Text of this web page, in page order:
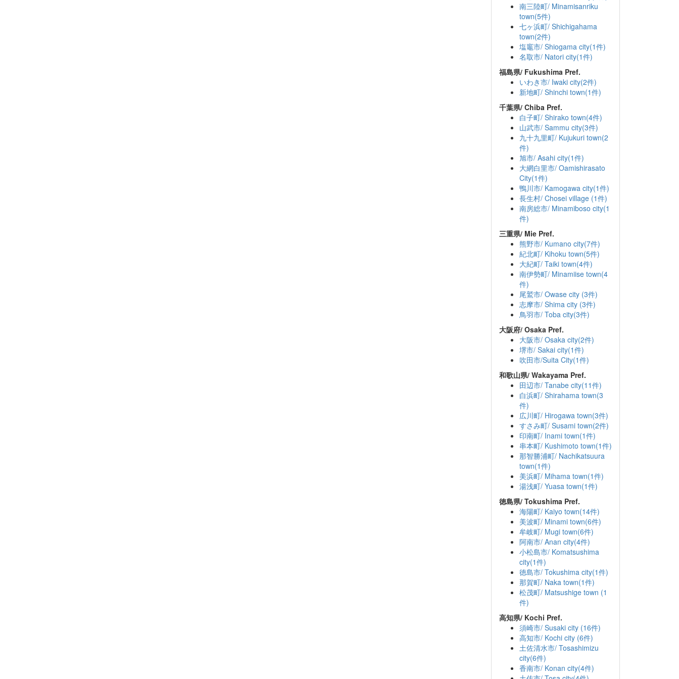
南三陸町/ Minamisanriku
town(5件)
七ヶ浜町/ Shichigahama
town(2件)
塩竈市/ Shiogama city(1件)
名取市/ Natori city(1件)
福島県/ Fukushima Pref.
いわき市/ Iwaki city(2件)
新地町/ Shinchi town(1件)
千葉県/ Chiba Pref.
白子町/ Shirako town(4件)
山武市/ Sammu city(3件)
九十九里町/ Kujukuri town(2
件)
旭市/ Asahi city(1件)
大網白里市/ Oamishirasato
City(1件)
鴨川市/ Kamogawa city(1件)
長生村/ Chosei village (1件)
南房総市/ Minamiboso city(1
件)
三重県/ Mie Pref.
熊野市/ Kumano city(7件)
紀北町/ Kihoku town(5件)
大紀町/ Taiki town(4件)
南伊勢町/ Minamiise town(4
件)
尾鷲市/ Owase city (3件)
志摩市/ Shima city (3件)
鳥羽市/ Toba city(3件)
大阪府/ Osaka Pref.
大阪市/ Osaka city(2件)
堺市/ Sakai city(1件)
吹田市/Suita City(1件)
和歌山県/ Wakayama Pref.
田辺市/ Tanabe city(11件)
白浜町/ Shirahama town(3
件)
広川町/ Hirogawa town(3件)
すさみ町/ Susami town(2件)
印南町/ Inami town(1件)
串本町/ Kushimoto town(1件)
那智勝浦町/ Nachikatsuura
town(1件)
美浜町/ Mihama town(1件)
湯浅町/ Yuasa town(1件)
徳島県/ Tokushima Pref.
海陽町/ Kaiyo town(14件)
美波町/ Minami town(6件)
牟岐町/ Mugi town(6件)
阿南市/ Anan city(4件)
小松島市/ Komatsushima
city(1件)
徳島市/ Tokushima city(1件)
那賀町/ Naka town(1件)
松茂町/ Matsushige town (1
件)
高知県/ Kochi Pref.
須崎市/ Susaki city (16件)
高知市/ Kochi city (6件)
土佐清水市/ Tosashimizu
city(6件)
香南市/ Konan city(4件)